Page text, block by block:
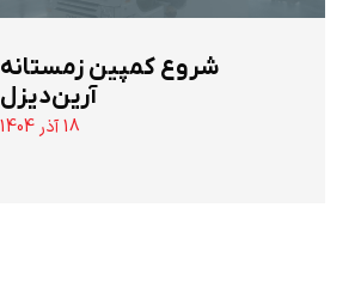
شروع کمپین زمستانه
آرین‌دیزل
18 آذر 1404